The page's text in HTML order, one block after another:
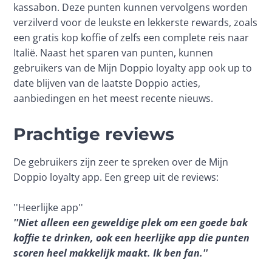
kassabon. Deze punten kunnen vervolgens worden
verzilverd voor de leukste en lekkerste rewards, zoals
een gratis kop koffie of zelfs een complete reis naar
Italië. Naast het sparen van punten, kunnen
gebruikers van de Mijn Doppio loyalty app ook up to
date blijven van de laatste Doppio acties,
aanbiedingen en het meest recente nieuws.
Prachtige reviews
De gebruikers zijn zeer te spreken over de Mijn
Doppio loyalty app. Een greep uit de reviews:
''Heerlijke app''
''Niet alleen een geweldige plek om een goede bak
koffie te drinken, ook een heerlijke app die punten
scoren heel makkelijk maakt. Ik ben fan.''